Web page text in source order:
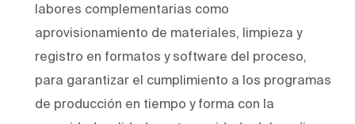
labores complementarias como
aprovisionamiento de materiales, limpieza y
registro en formatos y software del proceso,
para garantizar el cumplimiento a los programas
de producción en tiempo y forma con la